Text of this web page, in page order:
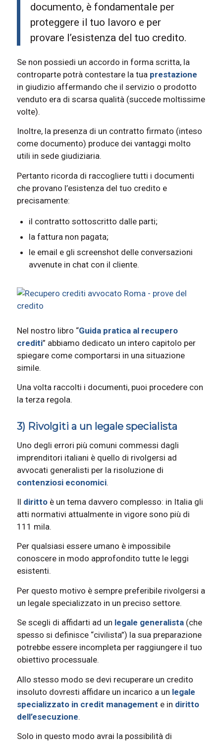
documento, è fondamentale per
proteggere il tuo lavoro e per
provare l’esistenza del tuo credito.
Se non possiedi un accordo in forma scritta, la
controparte potrà contestare la tua prestazione
in giudizio affermando che il servizio o prodotto
venduto era di scarsa qualità (succede moltissime
volte).
Inoltre, la presenza di un contratto firmato (inteso
come documento) produce dei vantaggi molto
utili in sede giudiziaria.
Pertanto ricorda di raccogliere tutti i documenti
che provano l’esistenza del tuo credito e
precisamente:
il contratto sottoscritto dalle parti;
la fattura non pagata;
le email e gli screenshot delle conversazioni
avvenute in chat con il cliente.
Nel nostro libro “Guida pratica al recupero
crediti” abbiamo dedicato un intero capitolo per
spiegare come comportarsi in una situazione
simile.
Una volta raccolti i documenti, puoi procedere con
la terza regola.
3) Rivolgiti a un legale specialista
Uno degli errori più comuni commessi dagli
imprenditori italiani è quello di rivolgersi ad
avvocati generalisti per la risoluzione di
contenziosi economici.
Il dirittoè un tema davvero complesso: in Italia gli
atti normativi attualmente in vigore sono più di
111 mila.
Per qualsiasi essere umano è impossibile
conoscere in modo approfondito tutte le leggi
esistenti.
Per questo motivo è sempre preferibile rivolgersi a
un legale specializzato in un preciso settore.
Se scegli di affidarti ad un legale generalista(che
spesso si definisce “civilista”) la sua preparazione
potrebbe essere incompleta per raggiungere il tuo
obiettivo processuale.
Allo stesso modo se devi recuperare un credito
insoluto dovresti affidare un incarico a un legale
specializzato in credit management e in diritto
dell’esecuzione.
Solo in questo modo avrai la possibilità di